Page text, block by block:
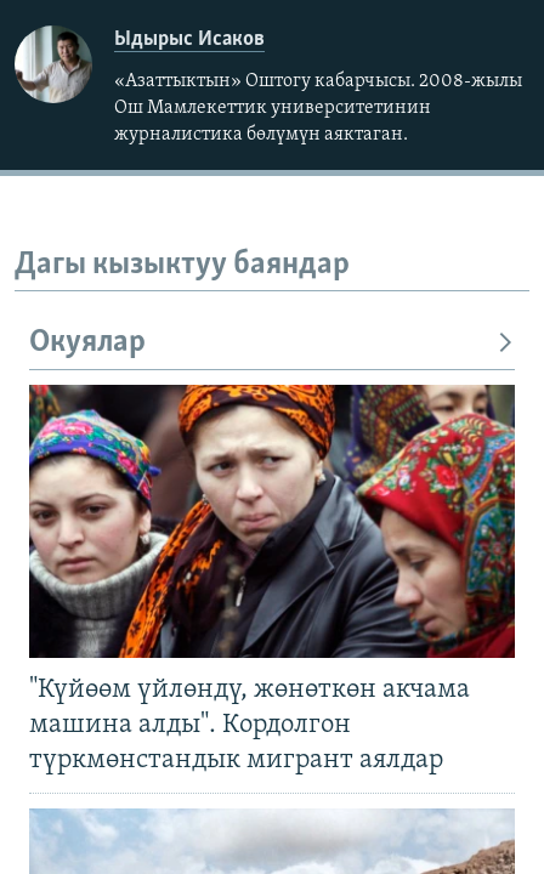
Ыдырыс Исаков
«Азаттыктын» Оштогу кабарчысы. 2008-жылы
Ош Мамлекеттик университетинин
журналистика бөлүмүн аяктаган.
Дагы кызыктуу баяндар
Окуялар
"Күйөөм үйлөндү, жөнөткөн акчама
машина алды". Кордолгон
түркмөнстандык мигрант аялдар